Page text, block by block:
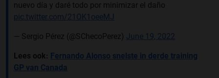
nuevo día y daré todo por minimizar el daño
pic.twitter.com/21OK1oeeMJ
— Sergio Pérez (@SChecoPerez) June 19, 2022
Lees ook: Fernando Alonso snelste in derde training
GP van Canada